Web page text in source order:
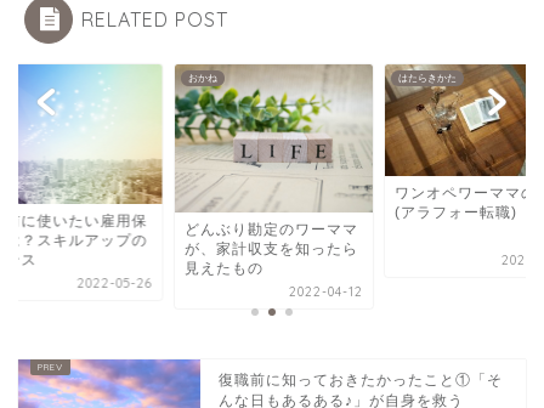
RELATED POST
前に使いたい雇用保
は？スキルアップの
ンス
2022-05-26
おかね
どんぶり勘定のワーママ
が、家計収支を知ったら
見えたもの
2022-04-12
はたらきかた
ワンオペワーママの
(アラフォー転職)
2023-
復職前に知っておきたかったこと①「そ
んな日もあるある♪」が自身を救う